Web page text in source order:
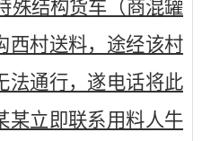
殊结构货车（商混罐
西村送料，途经该村
法通行，遂电话将此
某立即联系用料人牛